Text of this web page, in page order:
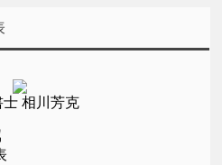
士 相川芳克